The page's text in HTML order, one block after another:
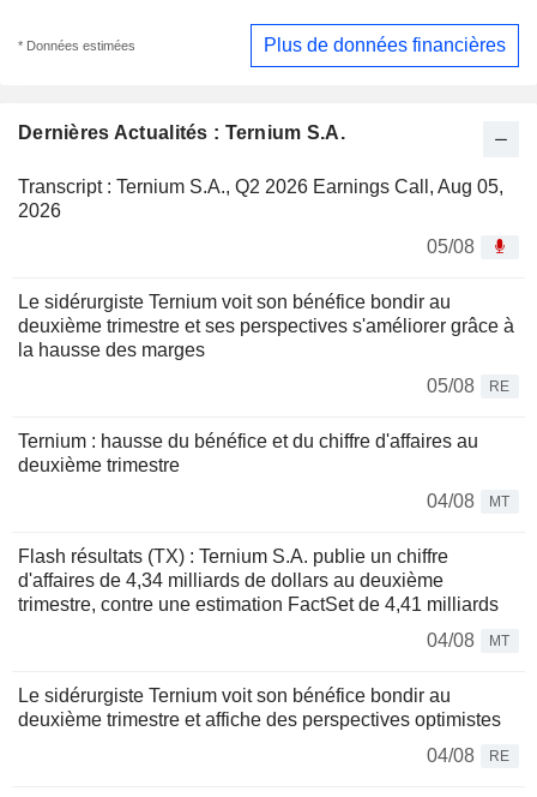
Dernières Actualités : Ternium S.A.
Transcript : Ternium S.A., Q2 2026 Earnings Call, Aug 05,
2026
05/08
Le sidérurgiste Ternium voit son bénéfice bondir au
deuxième trimestre et ses perspectives s'améliorer grâce à
la hausse des marges
05/08
RE
Ternium : hausse du bénéfice et du chiffre d'affaires au
deuxième trimestre
04/08
MT
Flash résultats (TX) : Ternium S.A. publie un chiffre
d'affaires de 4,34 milliards de dollars au deuxième
trimestre, contre une estimation FactSet de 4,41 milliards
04/08
MT
Le sidérurgiste Ternium voit son bénéfice bondir au
deuxième trimestre et affiche des perspectives optimistes
04/08
RE
* Données estimées Plus de données financières